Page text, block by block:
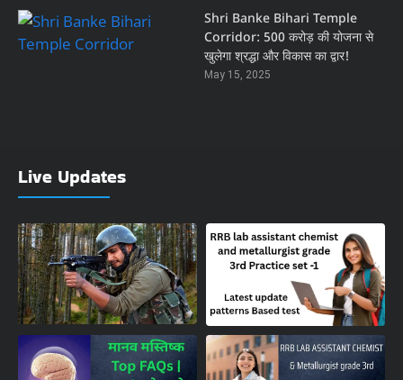
Shri Banke Bihari Temple
Corridor: 500 करोड़ की योजना से
खुलेगा श्रद्धा और विकास का द्वार!
May 15, 2025
Live Updates